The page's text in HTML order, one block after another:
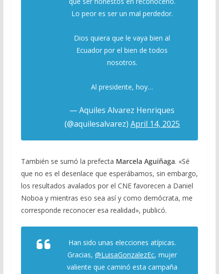
Lo peor es ser un mal perdedor.
Dios quiera que le vaya bien al
Ecuador por el bien de todos
nosotros.
Al presidente, hoy…
— Aquiles Alvarez Henriques
(@aquilesalvarez) April 14, 2025
También se sumó la prefecta Marcela Aguiñaga. «Sé
que no es el desenlace que esperábamos, sin embargo,
los resultados avalados por el CNE favorecen a Daniel
Noboa y mientras eso sea así y como demócrata, me
corresponde reconocer esa realidad», publicó.
Han sido unas elecciones atípicas.
Gracias, @LuisaGonzalezEc, mujer
valiente que caminó esta campaña